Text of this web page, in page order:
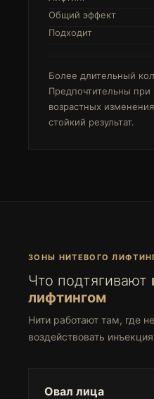
Общий эффект
Подходит
Более длительный
Предпочтительны
возрастных
стойкий результат.
ЗОНЫ НИТЕВОГО
Что подтягивают
лифтингом
Нити работают там, где
воздействовать
Овал лица